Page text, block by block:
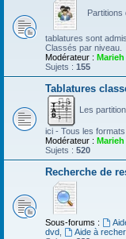
Partitions
tablatures sont
Classés par niveau.
Modérateur : Marieh
Sujets : 155
Tablatures
Les
ici - Tous les
Modérateur : Marieh
Sujets : 520
Recherche de
Sous-forums :
dvd
Aide à